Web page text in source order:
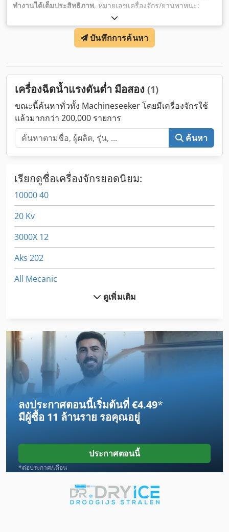
ทำงานได้เต็มประสิทธิภาพ, หมายเลขเครื่องจักร/ยานพาหนะ:
, แรงดันไฟฟ้าขาเข้า:
ไฟฟ้าที่เข้ามา:สามเฟส, ประเภทการระบายความร้อน:อากาศ,
2,330 มม, ความยาวทั้งหมด:
, ความหนาแผ่นอลูมิเนียม (สูงสุด):
ร้อน, มีแผ่นป้ายประเภท,
บันทึกการค้นหา
เครื่องฉีดน้ำแรงดันต่ำ มือสอง (1)
ขณะนี้ค้นหาทั่วทั้ง Machineseeker โดยมีเครื่องจักรใช้
แล้วมากกว่า 200,000 รายการ
ค้นหา
เรียกดูชื่อเครื่องจักรยอดนิยม:
10000 40
20 Kv
3000X 12
Aks 202
All Mecanic
Dws
Dws 200
Egv 12
Emu 200
Frm D Midi
Hpp 11
Lcf 1
ดูเพิ่มเติม
ลงประกาศตอนนี้เริ่มต้นที่ €4.49*
มีผู้ซื้อ 11 ล้านราย รอคุณอยู่
ประกาศตอนนี้
*ต่อประกาศ/เดือน